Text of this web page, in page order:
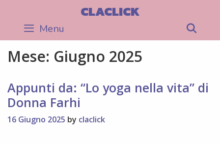
content
CLACLICK
Menu
Mese: Giugno 2025
Appunti da: “Lo yoga nella vita” di
Donna Farhi
16 Giugno 2025 by claclick